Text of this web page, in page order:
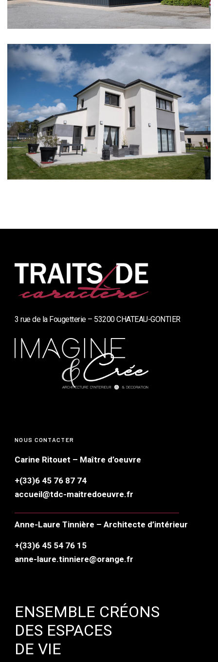
3 rue de la Fougetterie – 53200 CHATEAU-GONTIER
NOUS CONTACTER
Carine Ritouet – Maître d’oeuvre
+(33)6 45 76 87 74
accueil@tdc-maitredoeuvre.fr
Anne-Laure Tinnière – Architecte d’intérieur
+(33)6 45 54 76 15
anne-laure.tinniere@orange.fr
ENSEMBLE CRÉONS
DES ESPACES
DE VIE